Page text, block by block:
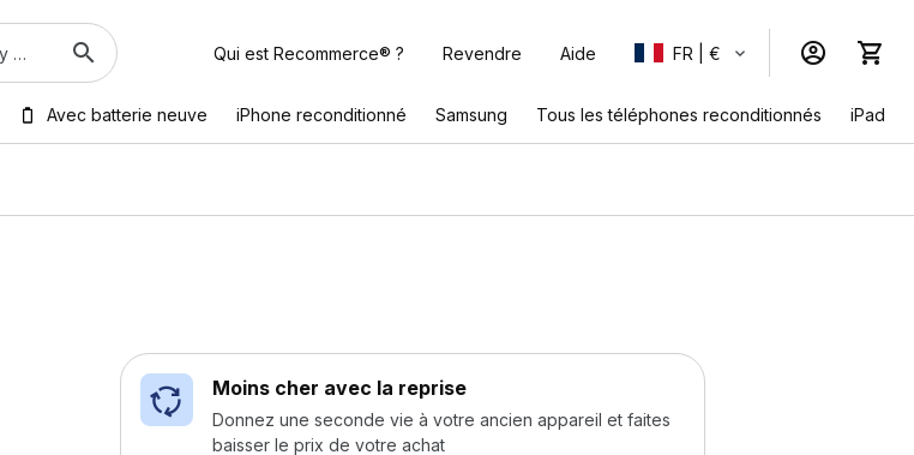
Qui est Recommerce® ? Revendre Aide FR | €
Avec batterie neuve iPhone reconditionné Samsung Tous les téléphones reconditionnés iPad
Moins cher avec la reprise
Donnez une seconde vie à votre ancien appareil et faites
baisser le prix de votre achat